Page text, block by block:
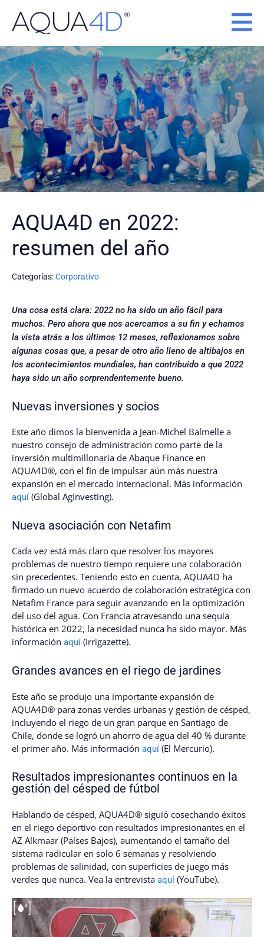
contenido
AQUA4D en 2022:
resumen del año
Categorías:Corporativo
Una cosa está clara: 2022 no ha sido un año fácil para
muchos. Pero ahora que nos acercamos a su fin y echamos
la vista atrás a los últimos 12 meses, reflexionamos sobre
algunas cosas que, a pesar de otro año lleno de altibajos en
los acontecimientos mundiales, han contribuido a que 2022
haya sido un año sorprendentemente bueno.
Nuevas inversiones y socios
Este año dimos la bienvenida a Jean-Michel Balmelle a
nuestro consejo de administración como parte de la
inversión multimillonaria de Abaque Finance en
AQUA4D®, con el fin de impulsar aún más nuestra
expansión en el mercado internacional. Más información
aquí (Global AgInvesting).
Nueva asociación con Netafim
Cada vez está más claro que resolver los mayores
problemas de nuestro tiempo requiere una colaboración
sin precedentes. Teniendo esto en cuenta, AQUA4D ha
firmado un nuevo acuerdo de colaboración estratégica con
Netafim France para seguir avanzando en la optimización
del uso del agua. Con Francia atravesando una sequía
histórica en 2022, la necesidad nunca ha sido mayor. Más
información aquí (Irrigazette).
Grandes avances en el riego de jardines
Este año se produjo una importante expansión de
AQUA4D® para zonas verdes urbanas y gestión de césped,
incluyendo el riego de un gran parque en Santiago de
Chile, donde se logró un ahorro de agua del 40 % durante
el primer año. Más información aquí (El Mercurio).
Resultados impresionantes continuos en la
gestión del césped de fútbol
Hablando de césped, AQUA4D® siguió cosechando éxitos
en el riego deportivo con resultados impresionantes en el
AZ Alkmaar (Países Bajos), aumentando el tamaño del
sistema radicular en solo 6 semanas y resolviendo
problemas de salinidad, con superficies de juego más
verdes que nunca. Vea la entrevista aquí (YouTube).